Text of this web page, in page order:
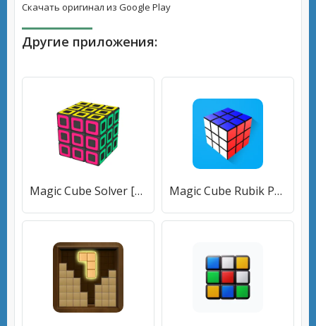
Скачать оригинал из Google Play
Другие приложения:
Magic Cube Solver [МОД Premium] APK Android Magic Cube Rubik Puzzle 3D [МОД Все открыто] APK Android